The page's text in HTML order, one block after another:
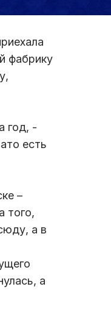
фабрику
год, -
есть
–
того,
а в
а